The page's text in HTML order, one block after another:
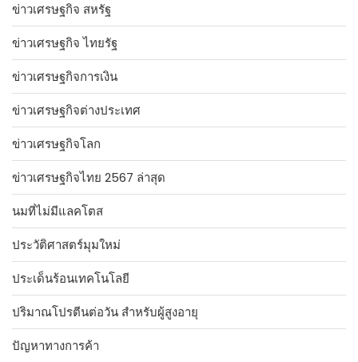
ข่าวเศรษฐกิจ สหรัฐ
ข่าวเศรษฐกิจ ไทยรัฐ
ข่าวเศรษฐกิจการเงิน
ข่าวเศรษฐกิจต่างประเทศ
ข่าวเศรษฐกิจโลก
ข่าวเศรษฐกิจไทย 2567 ล่าสุด
นมที่ไม่มีแลคโตส
ประวัติศาสตร์มุมใหม่
ประเด็นร้อนเทคโนโลยี
ปริมาณโปรตีนต่อวัน สำหรับผู้สูงอายุ
ปัญหาทางการค้า